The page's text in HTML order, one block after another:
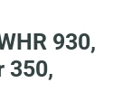
930,
350,